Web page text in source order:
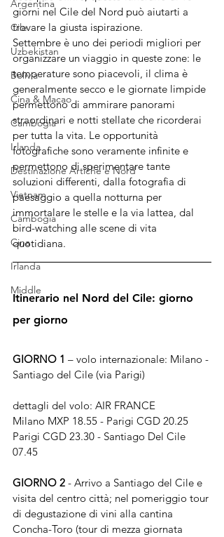
Argentina
Cile
Uzbekistan
Bolivia
Cina & Macao
Cambogia
Irlanda
Destinazione Artiche e Nord
Vietnam
Cambogia
Cina
Irlanda
Middle
giorni nel Cile del Nord può aiutarti a
trovare la giusta ispirazione.
Settembre è uno dei periodi migliori per
organizzare un viaggio in queste zone: le
temperature sono piacevoli, il clima è
generalmente secco e le giornate limpide
permettono di ammirare panorami
straordinari e notti stellate che ricorderai
per tutta la vita. Le opportunità
fotografiche sono veramente infinite e
permettono di sperimentare tante
soluzioni differenti, dalla fotografia di
paesaggio a quella notturna per
immortalare le stelle e la via lattea, dal
bird-watching alle scene di vita
quotidiana.
Itinerario nel Nord del Cile: giorno
per giorno
GIORNO 1 – volo internazionale: Milano -
Santiago del Cile (via Parigi)
dettagli del volo: AIR FRANCE
Milano MXP 18.55 - Parigi CGD 20.25
Parigi CGD 23.30 - Santiago Del Cile
07.45
GIORNO 2 - Arrivo a Santiago del Cile e
visita del centro città; nel pomeriggio tour
di degustazione di vini alla cantina
Concha-Toro (tour di mezza giornata